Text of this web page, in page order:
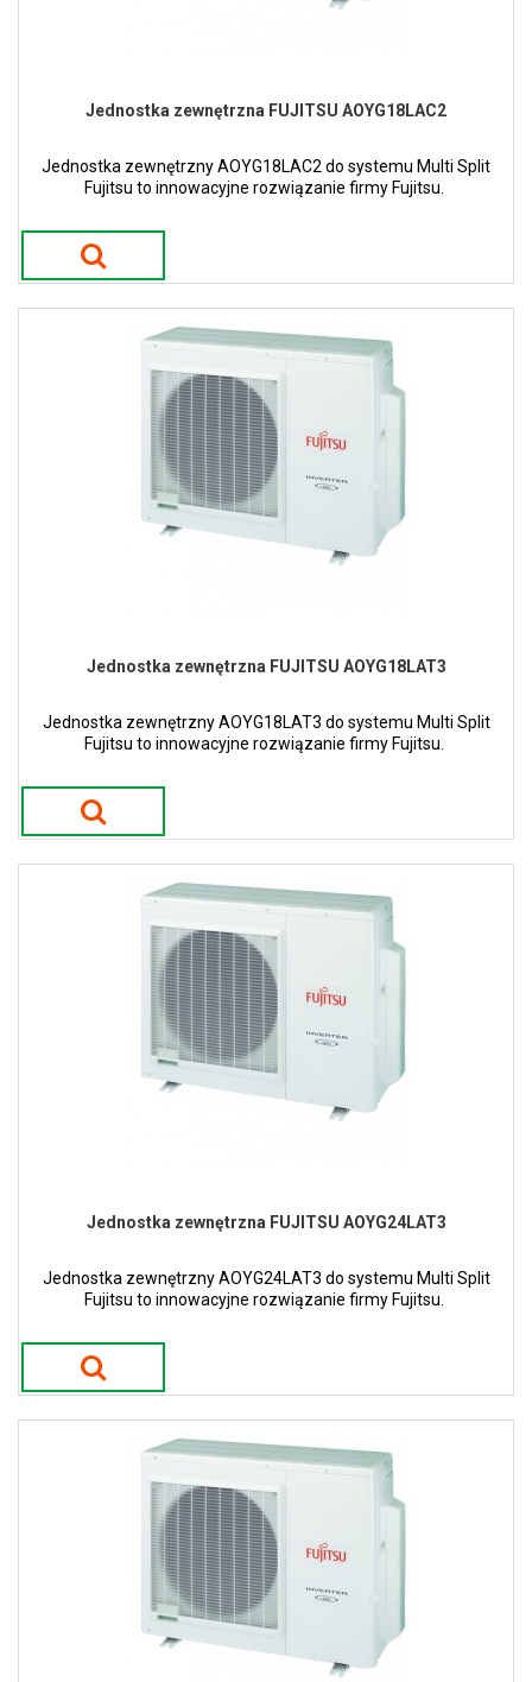
Jednostka zewnętrzna FUJITSU AOYG18LAC2
Jednostka zewnętrzny AOYG18LAC2 do systemu Multi Split
Fujitsu to innowacyjne rozwiązanie firmy Fujitsu.
Jednostka zewnętrzna FUJITSU AOYG18LAT3
Jednostka zewnętrzny AOYG18LAT3 do systemu Multi Split
Fujitsu to innowacyjne rozwiązanie firmy Fujitsu.
Jednostka zewnętrzna FUJITSU AOYG24LAT3
Jednostka zewnętrzny AOYG24LAT3 do systemu Multi Split
Fujitsu to innowacyjne rozwiązanie firmy Fujitsu.